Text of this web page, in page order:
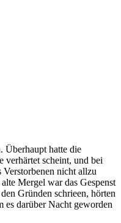
Überhaupt hatte die
verhärtet scheint, und bei
nicht allzu
Mergel war das Gespenst
Gründen schrieen, hörten
es darüber Nacht geworden